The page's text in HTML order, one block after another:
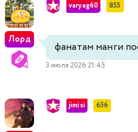
Лорд
varyag60 855
фанатам манги
3 июля 2026 21:45
jimisi 656